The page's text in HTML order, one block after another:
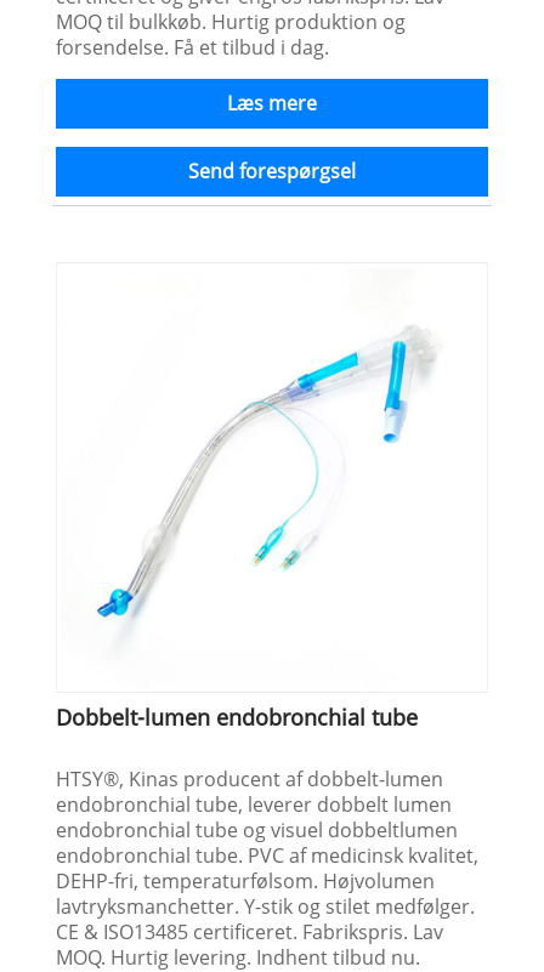
MOQ til bulkkøb. Hurtig produktion og
forsendelse. Få et tilbud i dag.
Læs mere
Send forespørgsel
Dobbelt-lumen endobronchial tube
HTSY®, Kinas producent af dobbelt-lumen
endobronchial tube, leverer dobbelt lumen
endobronchial tube og visuel dobbeltlumen
endobronchial tube. PVC af medicinsk kvalitet,
DEHP-fri, temperaturfølsom. Højvolumen
lavtryksmanchetter. Y-stik og stilet medfølger.
CE & ISO13485 certificeret. Fabrikspris. Lav
MOQ. Hurtig levering. Indhent tilbud nu.